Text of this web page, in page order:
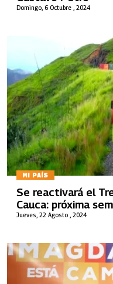
Domingo, 6 Octubre , 2024
MI PAÍS
Jueves, 22 Agosto , 2024
Se reactivará el
Cauca: próxima